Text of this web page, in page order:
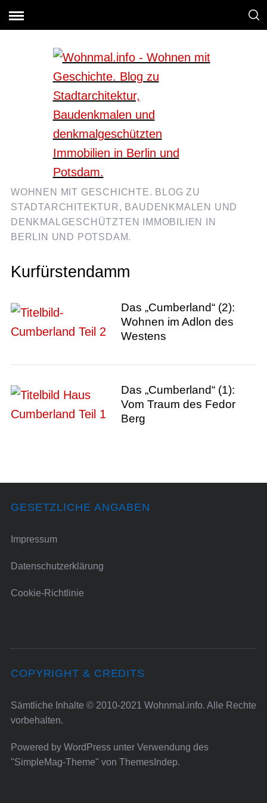
WOHNEN MIT GESCHICHTE. BLOG ZU
STADTARCHITEKTUR, BAUDENKMALEN UND
DENKMALGESCHÜTZTEN IMMOBILIEN IN
BERLIN UND POTSDAM.
Kurfürstendamm
Das „Cumberland“ (2):
Wohnen im Adlon des
Westens
Das „Cumberland“ (1):
Vom Traum des Fedor
Berg
GESETZLICHE ANGABEN
Impressum
Datenschutzerklärung
Cookie-Richtlinie
COPYRIGHT & CREDITS
Sämtliche Inhalte © 2010-2021 Wohnmal.info. Alle Rechte
vorbehalten.
Powered by WordPressunter Verwendung des
"SimpleMag-Theme" von ThemesIndep.